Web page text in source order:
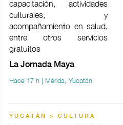
capacitación, actividades
culturales, y
acompañamiento en salud,
entre otros servicios
gratuitos
La Jornada Maya
Hace 17 h | Mérida, Yucatán
YUCATÁN > CULTURA